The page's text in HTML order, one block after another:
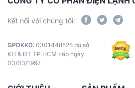
Kết nối với chúng tôi:
GPDKKD: 0301448525 do sở
KH & ĐT TP.HCM cấp ngày
03/03/1997